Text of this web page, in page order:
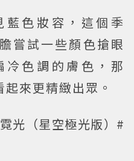
色妝容，這個季
嘗試一些顏色搶眼
色調的膚色，那
來更精緻出眾。
光（星空極光版）#